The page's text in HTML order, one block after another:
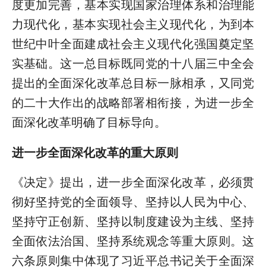
度更加完善，基本实现国家治理体系和治理能
力现代化，基本实现社会主义现代化，为到本
世纪中叶全面建成社会主义现代化强国奠定坚
实基础。这一总目标既同党的十八届三中全会
提出的全面深化改革总目标一脉相承，又同党
的二十大作出的战略部署相衔接，为进一步全
面深化改革明确了目标导向。
进一步全面深化改革的重大原则
《决定》提出，进一步全面深化改革，必须贯
彻好坚持党的全面领导、坚持以人民为中心、
坚持守正创新、坚持以制度建设为主线、坚持
全面依法治国、坚持系统观念等重大原则。这
六条原则集中体现了习近平总书记关于全面深